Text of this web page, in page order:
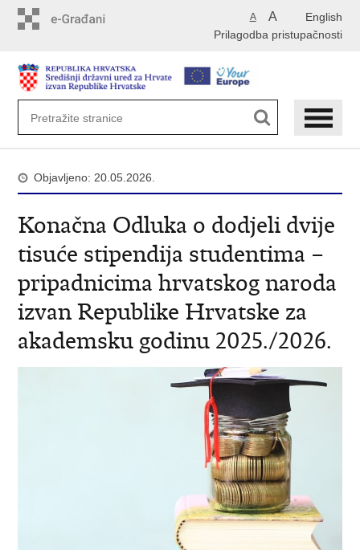
English
A A
Prilagodba pristupačnosti
Objavljeno: 20.05.2026.
Konačna Odluka o dodjeli dvije
tisuće stipendija studentima –
pripadnicima hrvatskog naroda
izvan Republike Hrvatske za
akademsku godinu 2025./2026.